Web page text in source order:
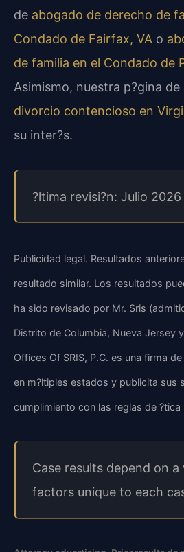
de abogado de derecho de
Condado de Fairfax, VA o
de familia en el Condado de
Asimismo, nuestra p?gina de
divorcio contencioso en
su inter?s.
?ltima revisi?n: Julio 2026
Publicidad legal. Resultados
resultado similar. Los resultados
ha sido revisado por Mr. Sris
Distrito de Columbia, Nueva Jersey
Offices Of SRIS, P.C. es una firma
en m?ltiples estados y publicita sus
cumplimiento con las reglas de
Case results depend on
factors unique to each